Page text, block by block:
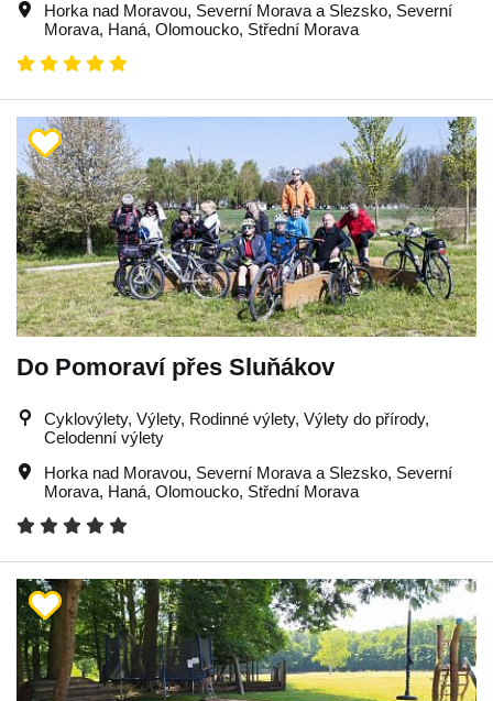
Horka nad Moravou, Severní Morava a Slezsko, Severní
Morava, Haná, Olomoucko, Střední Morava
Do Pomoraví přes Sluňákov
Cyklovýlety, Výlety, Rodinné výlety, Výlety do přírody,
Celodenní výlety
Horka nad Moravou, Severní Morava a Slezsko, Severní
Morava, Haná, Olomoucko, Střední Morava